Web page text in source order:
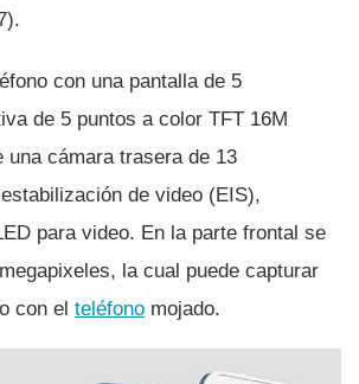
con una pantalla de 5
de 5 puntos a color TFT 16M
una cámara trasera de 13
de video (EIS),
para video. En la parte frontal se
la cual puede capturar
con el teléfono mojado.